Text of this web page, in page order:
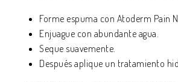
Forme espuma con Atoderm Pain
Enjuague con abundante agua.
Seque suavemente.
Después aplique un tratamiento